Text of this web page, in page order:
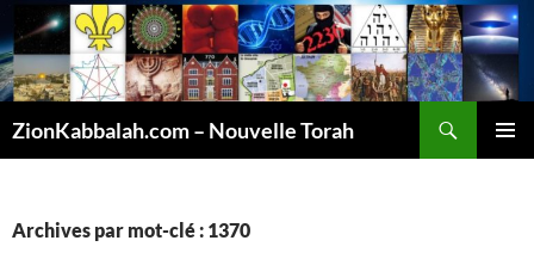
ZionKabbalah.com – Nouvelle Torah
Archives par mot-clé : 1370